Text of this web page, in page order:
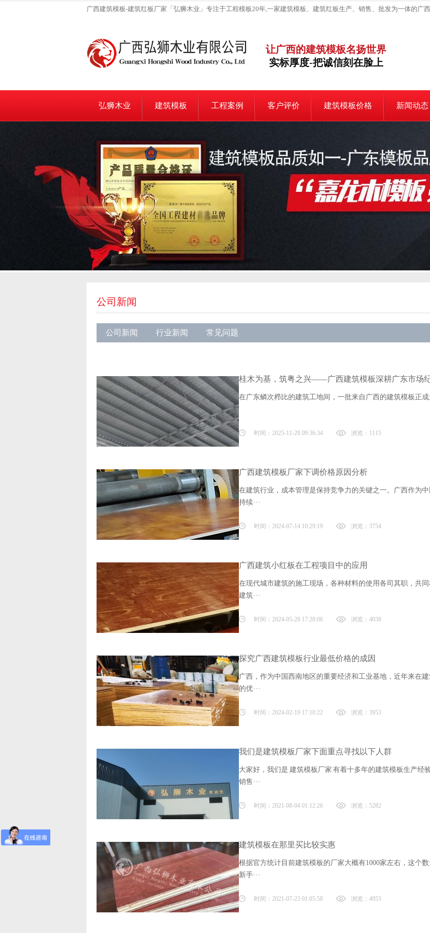
广西建筑模板-建筑红板厂家「弘狮木业」专注于工程模板20年,一家建筑模板、建筑红板生产、销售、批发为一体的广
让广西的建筑模板名扬世界
实标厚度-把诚信刻在脸上
弘狮木业 建筑模板 工程案例 客户评价 建筑模板价格 新闻动态
公司新闻
公司新闻 行业新闻 常见问题
桂木为基，筑粤之兴——广西建筑模板深耕广东市场
在广东鳞次栉比的建筑工地间，一批来自广西的建筑模板正成
时间：2025-11-28 09:36:34 浏览：1115
广西建筑模板厂家下调价格原因分析
在建筑行业，成本管理是保持竞争力的关键之一。广西作为
持续···
时间：2024-07-14 10:29:19 浏览：3754
广西建筑小红板在工程项目中的应用
在现代城市建筑的施工现场，各种材料的使用各司其职，共
建筑···
时间：2024-05-28 17:28:06 浏览：4038
探究广西建筑模板行业最低价格的成因
广西，作为中国西南地区的重要经济和工业基地，近年来在
的优···
时间：2024-02-19 17:10:22 浏览：3953
我们是建筑模板厂家下面重点寻找以下人群
大家好，我们是 建筑模板厂家 有着十多年的建筑模板生产经
销售···
时间：2021-08-04 01:12:26 浏览：5282
建筑模板在那里买比较实惠
根据官方统计目前建筑模板的厂家大概有1000家左右，这个
新手···
时间：2021-07-23 01:05:58 浏览：4953